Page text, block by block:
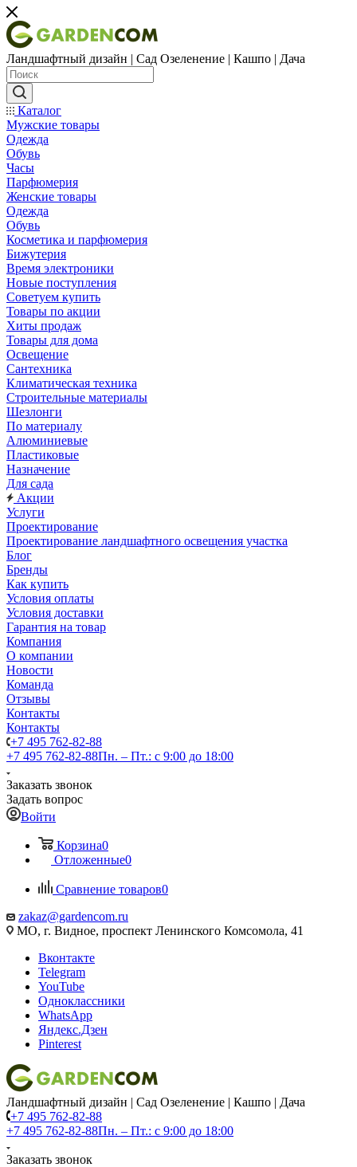
Ландшафтный дизайн | Сад Озеленение | Кашпо | Дача
Каталог
Мужские товары
Одежда
Обувь
Часы
Парфюмерия
Женские товары
Одежда
Обувь
Косметика и парфюмерия
Бижутерия
Время электроники
Новые поступления
Советуем купить
Товары по акции
Хиты продаж
Товары для дома
Освещение
Сантехника
Климатическая техника
Строительные материалы
Шезлонги
По материалу
Алюминиевые
Пластиковые
Назначение
Для сада
Акции
Услуги
Проектирование
Проектирование ландшафтного освещения участка
Блог
Бренды
Как купить
Условия оплаты
Условия доставки
Гарантия на товар
Компания
О компании
Новости
Команда
Отзывы
Контакты
Контакты
+7 495 762-82-88
+7 495 762-82-88Пн. – Пт.: с 9:00 до 18:00
Заказать звонок
Задать вопрос
Войти
Корзина0
Отложенные0
Сравнение товаров0
zakaz@gardencom.ru
МО, г. Видное, проспект Ленинского Комсомола, 41
Вконтакте
Telegram
YouTube
Одноклассники
WhatsApp
Яндекс.Дзен
Pinterest
Ландшафтный дизайн | Сад Озеленение | Кашпо | Дача
+7 495 762-82-88
+7 495 762-82-88Пн. – Пт.: с 9:00 до 18:00
Заказать звонок